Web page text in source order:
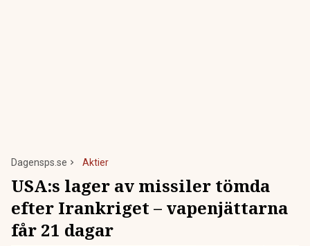
Dagensps.se Aktier
USA:s lager av missiler tömda
efter Irankriget – vapenjättarna
får 21 dagar